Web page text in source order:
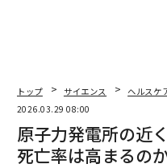
トップ サイエンス ヘルスケ
2026.03.29 08:00
原子力発電所の近
死亡率は高まるの